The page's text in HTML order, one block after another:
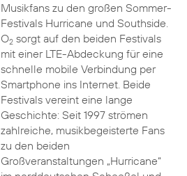
Musikfans zu den großen Sommer-
Festivals Hurricane und Southside.
O2sorgt auf den beiden Festivals
mit einer LTE-Abdeckung für eine
schnelle mobile Verbindung per
Smartphone ins Internet. Beide
Festivals vereint eine lange
Geschichte: Seit 1997 strömen
zahlreiche, musikbegeisterte Fans
zu den beiden
Großveranstaltungen „Hurricane“